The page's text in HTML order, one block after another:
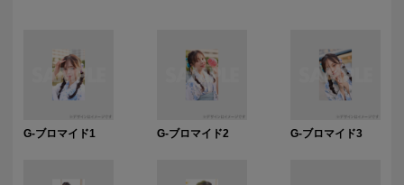
G-ブロマイド1 G-ブロマイド2 G-ブロマイド3